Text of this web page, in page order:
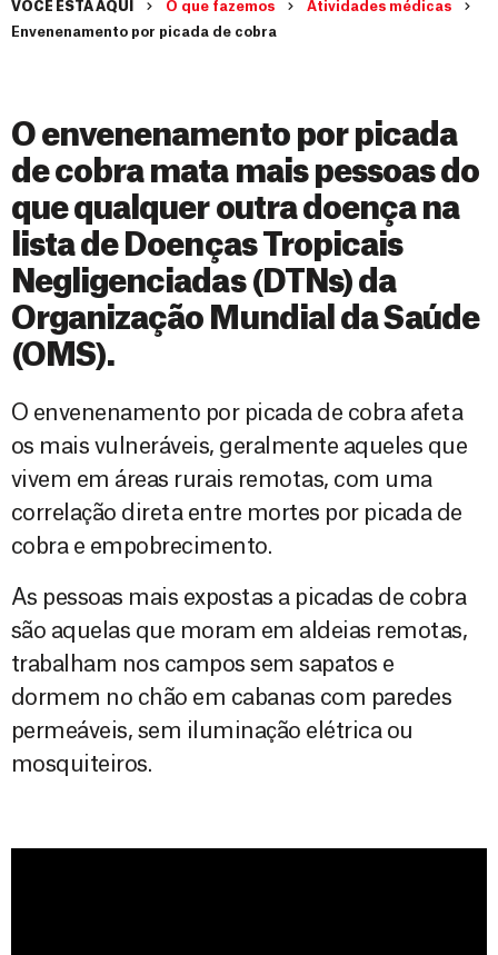
VOCÊ ESTÁ AQUI O que fazemos
Atividades médicas
Envenenamento por picada de cobra
O envenenamento por picada
de cobra mata mais pessoas do
que qualquer outra doença na
lista de Doenças Tropicais
Negligenciadas (DTNs) da
Organização Mundial da Saúde
(OMS).
O envenenamento por picada de cobra afeta
os mais vulneráveis, geralmente aqueles que
vivem em áreas rurais remotas, com uma
correlação direta entre mortes por picada de
cobra e empobrecimento.
As pessoas mais expostas a picadas de cobra
são aquelas que moram em aldeias remotas,
trabalham nos campos sem sapatos e
dormem no chão em cabanas com paredes
permeáveis, sem iluminação elétrica ou
mosquiteiros.